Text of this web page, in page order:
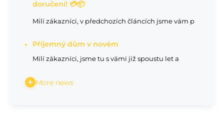
doručení! 💳📦
Milí zákazníci, v předchozích článcích jsme vám p
Příjemný dům v novém
Milí zákazníci, jsme tu s vámi již spoustu let a
More news